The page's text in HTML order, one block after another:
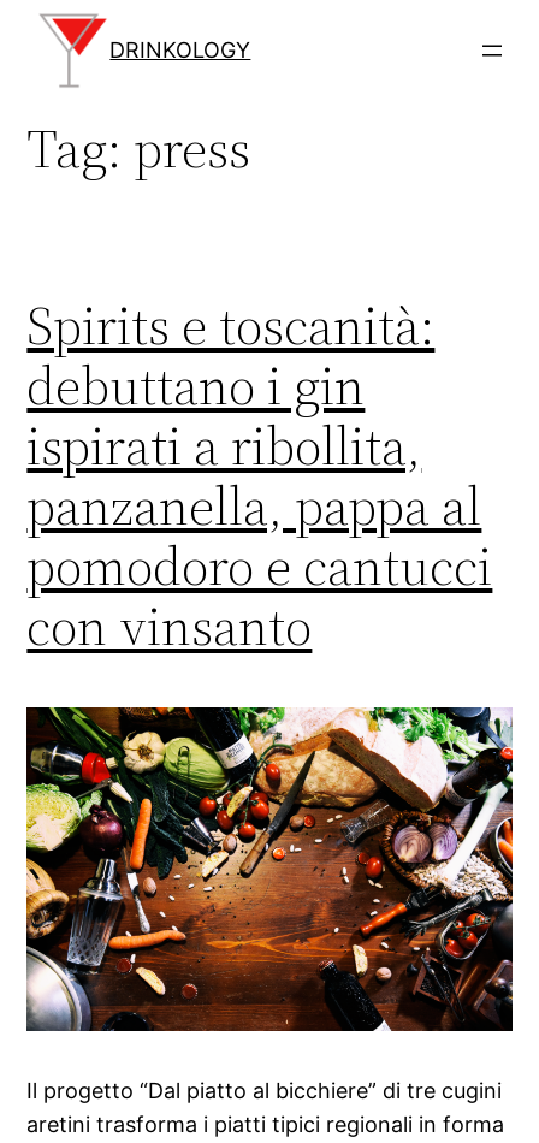
contenuto
DRINKOLOGY
Tag: press
Spirits e toscanità:
debuttano i gin
ispirati a ribollita,
panzanella, pappa al
pomodoro e cantucci
con vinsanto
Il progetto “Dal piatto al bicchiere” di tre cugini
aretini trasforma i piatti tipici regionali in forma